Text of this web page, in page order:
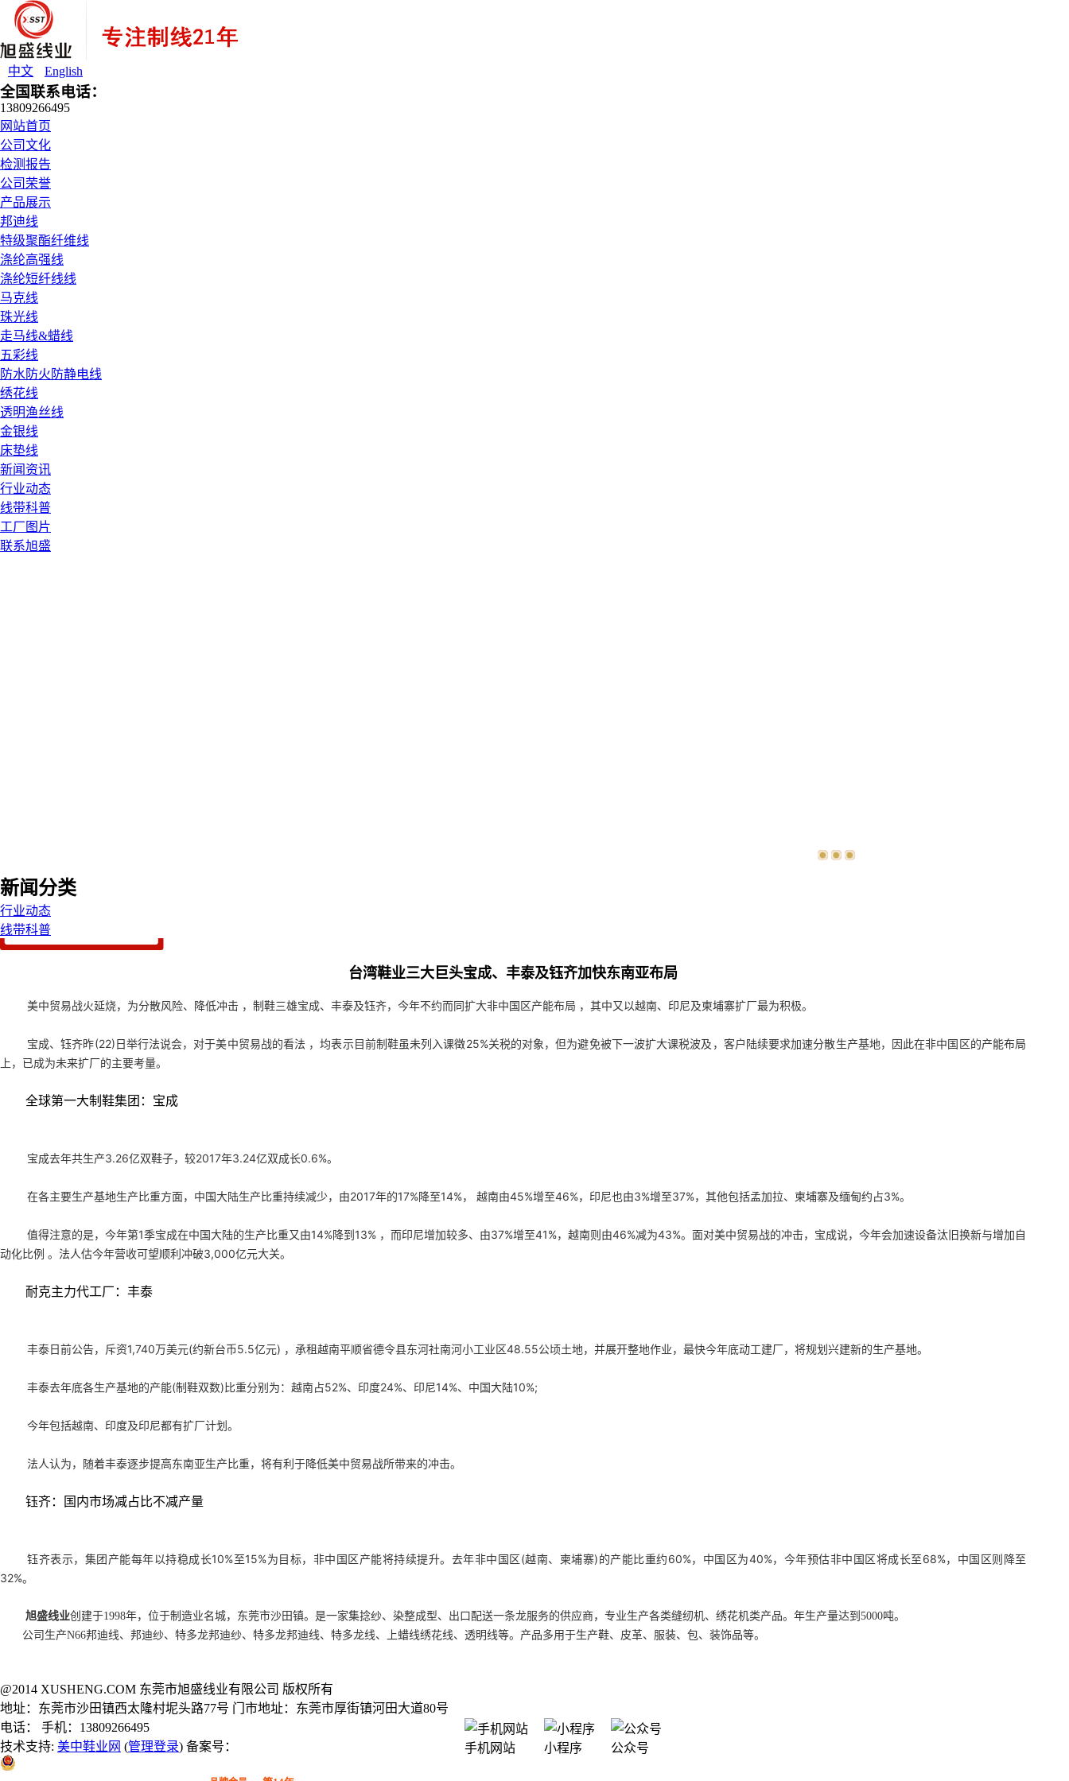
中文 English
全国联系电话：
13809266495
网站首页
公司文化
检测报告
公司荣誉
产品展示
邦迪线
特级聚酯纤维线
涤纶高强线
涤纶短纤线线
马克线
珠光线
走马线&蜡线
五彩线
防水防火防静电线
绣花线
透明渔丝线
金银线
床垫线
新闻资讯
行业动态
线带科普
工厂图片
联系旭盛
新闻分类
行业动态
线带科普
台湾鞋业三大巨头宝成、丰泰及钰齐加快东南亚布局
美中贸易战火延烧，为分散风险、降低冲击 ，制鞋三雄宝成、丰泰及钰齐，今年不约而同扩大非中国区产能布局 ，其中又以越南、印尼及柬埔寨扩厂最为积极。
宝成、钰齐昨(22)日举行法说会，对于美中贸易战的看法 ，均表示目前制鞋虽未列入课徵25%关税的对象，但为避免被下一波扩大课税波及，客户陆续要求加速分散生产基地，因此在非中国区的产能布局
上，已成为未来扩厂的主要考量。
全球第一大制鞋集团：宝成
宝成去年共生产3.26亿双鞋子，较2017年3.24亿双成长0.6%。
在各主要生产基地生产比重方面，中国大陆生产比重持续减少，由2017年的17%降至14%， 越南由45%增至46%，印尼也由3%增至37%，其他包括孟加拉、柬埔寨及缅甸约占3%。
值得注意的是，今年第1季宝成在中国大陆的生产比重又由14%降到13% ，而印尼增加较多、由37%增至41%，越南则由46%减为43%。面对美中贸易战的冲击，宝成说，今年会加速设备汰旧换新与增加自
动化比例 。法人估今年营收可望顺利冲破3,000亿元大关。
耐克主力代工厂：丰泰
丰泰日前公告，斥资1,740万美元(约新台币5.5亿元) ，承租越南平顺省德令县东河社南河小工业区48.55公顷土地，并展开整地作业，最快今年底动工建厂，将规划兴建新的生产基地。
丰泰去年底各生产基地的产能(制鞋双数)比重分别为：越南占52%、印度24%、印尼14%、中国大陆10%;
今年包括越南、印度及印尼都有扩厂计划。
法人认为，随着丰泰逐步提高东南亚生产比重，将有利于降低美中贸易战所带来的冲击。
钰齐：国内市场减占比不减产量
钰齐表示，集团产能每年以持稳成长10%至15%为目标，非中国区产能将持续提升。去年非中国区(越南、柬埔寨)的产能比重约60%，中国区为40%，今年预估非中国区将成长至68%，中国区则降至
32%。
旭盛线业创建于1998年，位于制造业名城，东莞市沙田镇。是一家集捻纱、染整成型、出口配送一条龙服务的供应商，专业生产各类缝纫机、绣花机类产品。年生产量达到5000吨。
公司生产N66邦迪线、邦迪纱、特多龙邦迪纱、特多龙邦迪线、特多龙线、上蜡线绣花线、透明线等。产品多用于生产鞋、皮革、服装、包、装饰品等。
@2014 XUSHENG.COM 东莞市旭盛线业有限公司 版权所有
地址：东莞市沙田镇西太隆村坭头路77号 门市地址：东莞市厚街镇河田大道80号
电话： 手机：13809266495
技术支持: 美中鞋业网 (管理登录) 备案号：
手机网站 小程序 公众号